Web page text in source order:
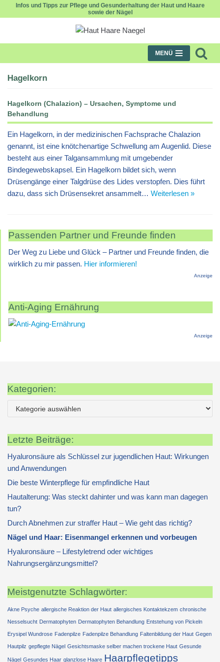
Infos und Tipps zur Pflege und Gesunderhaltung der Haut und Haare
sowie der Nägel
MENÜ
Hagelkorn
Hagelkorn (Chalazion) – Ursachen, Symptome und
Behandlung
Ein Hagelkorn, in der medizinischen Fachsprache Chalazion
genannt, ist eine knötchenartige Schwellung am Augenlid. Diese
besteht aus einer Talgansammlung mit umgebender
Bindegewebskapsel. Ein Hagelkorn bildet sich, wenn
Drüsengänge einer Talgdrüse des Lides verstopfen. Dies führt
dazu, dass sich Drüsensekret ansammelt… Weiterlesen »
Passenden Partner und Freunde finden
Der Weg zu Liebe und Glück – Partner und Freunde finden, die
wirklich zu mir passen. Hier informieren!
Anzeige
Anti-Aging Ernährung
Anzeige
Kategorien:
Letzte Beiträge:
Hyaluronsäure als Schlüssel zur jugendlichen Haut: Wirkungen
und Anwendungen
Die beste Winterpflege für empfindliche Haut
Hautalterung: Was steckt dahinter und was kann man dagegen
tun?
Durch Abnehmen zur straffer Haut – Wie geht das richtig?
Nägel und Haar: Eisenmangel erkennen und vorbeugen
Hyaluronsäure – Lifestyletrend oder wichtiges
Nahrungsergänzungsmittel?
Meistgenutzte Schlagwörter:
Akne Psyche allergische Reaktion der Haut allergisches Kontaktekzem chronische
Nesselsucht Dermatophyten Dermatophyten Behandlung Entstehung von Pickeln
Erysipel Wundrose Fadenpilze Fadenpilze Behandlung Faltenbildung der Haut Gegen
Hautpilz gepflegte Nägel Gesichtsmaske selber machen trockene Haut Gesunde
Nägel Gesundes Haar glanzlose Haare Haarpflegetipps